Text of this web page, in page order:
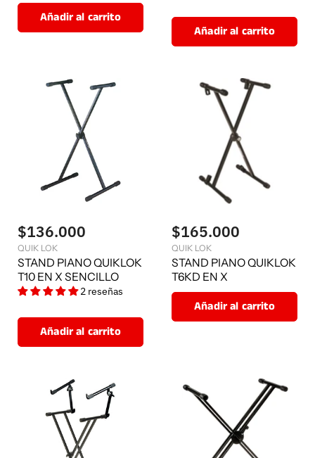
Añadir al carrito
Añadir al carrito
$136.000
QUIK LOK
STAND PIANO QUIKLOK
T10 EN X SENCILLO
2 reseñas
Añadir al carrito
$165.000
QUIK LOK
STAND PIANO QUIKLOK
T6KD EN X
Añadir al carrito